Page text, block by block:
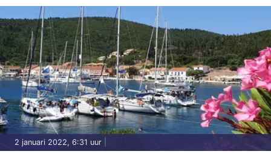
2 januari 2022, 6:31 uur